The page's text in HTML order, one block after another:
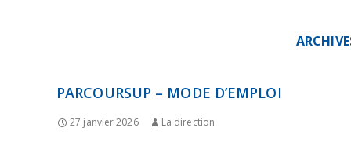
PARCOURSUP – MODE D’EMPLOI
27 janvier 2026 La direction